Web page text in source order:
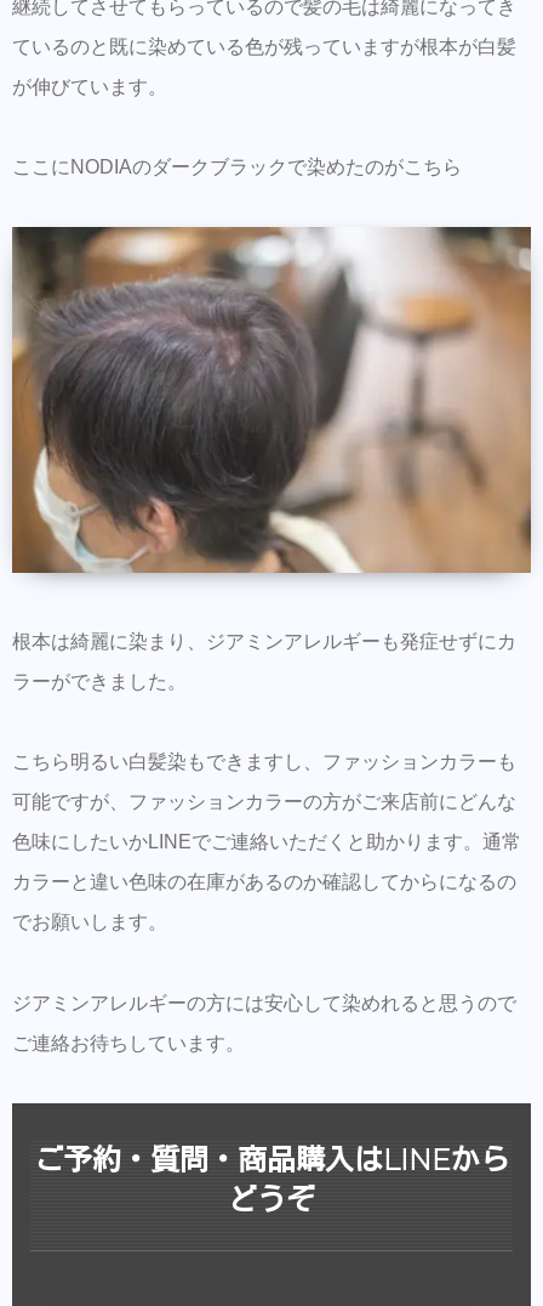
継続してさせてもらっているので髪の毛は綺麗になってき
ているのと既に染めている色が残っていますが根本が白髪
が伸びています。
ここにNODIAのダークブラックで染めたのがこちら
根本は綺麗に染まり、ジアミンアレルギーも発症せずにカ
ラーができました。
こちら明るい白髪染もできますし、ファッションカラーも
可能ですが、ファッションカラーの方がご来店前にどんな
色味にしたいかLINEでご連絡いただくと助かります。通常
カラーと違い色味の在庫があるのか確認してからになるの
でお願いします。
ジアミンアレルギーの方には安心して染めれると思うので
ご連絡お待ちしています。
ご予約・質問・商品購入はLINEから
どうぞ